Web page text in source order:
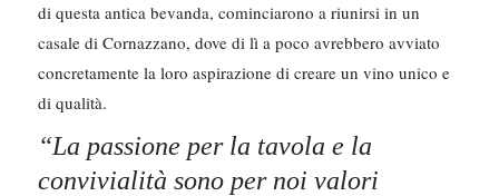
di questa antica bevanda, cominciarono a riunirsi in un
casale di Cornazzano, dove di lì a poco avrebbero avviato
concretamente la loro aspirazione di creare un vino unico e
di qualità.
“La passione per la tavola e la
convivialità sono per noi valori